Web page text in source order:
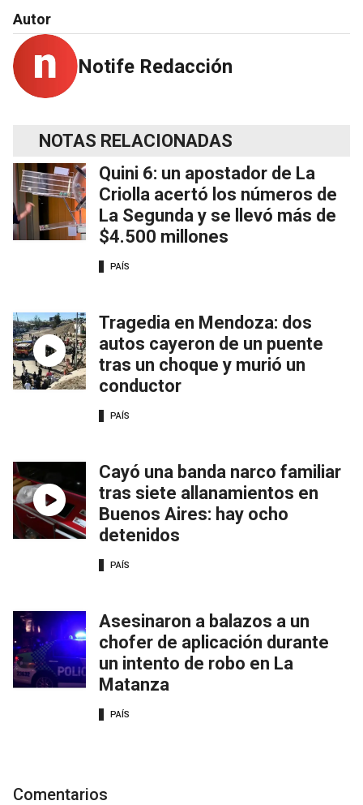
Autor
Notife Redacción
NOTAS RELACIONADAS
Quini 6: un apostador de La
Criolla acertó los números de
La Segunda y se llevó más de
$4.500 millones
PAÍS
Tragedia en Mendoza: dos
autos cayeron de un puente
tras un choque y murió un
conductor
PAÍS
Cayó una banda narco familiar
tras siete allanamientos en
Buenos Aires: hay ocho
detenidos
PAÍS
Asesinaron a balazos a un
chofer de aplicación durante
un intento de robo en La
Matanza
PAÍS
Comentarios